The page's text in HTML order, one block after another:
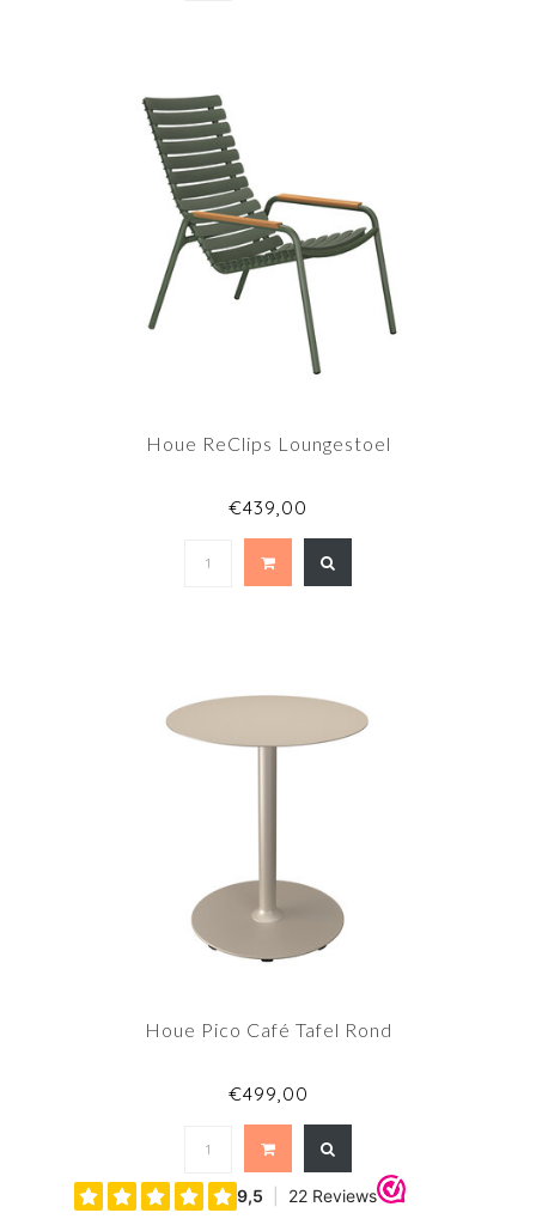
Houe ReClips Loungestoel
€439,00
Houe Pico Café Tafel Rond
€499,00